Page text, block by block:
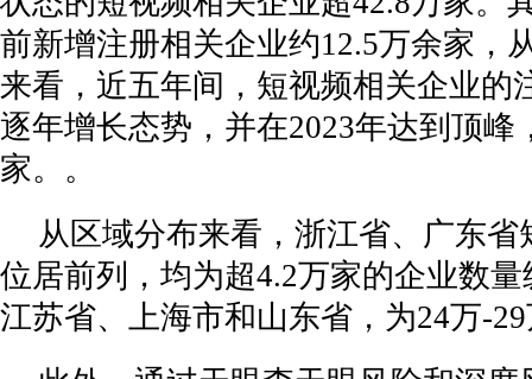
以“丝”代“绒”，在新国标下玩文字游戏的不法
报名费9999元的小米“驾校”来了 我国现存驾培
明年1月1日起——海南将执行新版国家医保药
瑞新康达RESCOND与沃尔沃AED道路使者联盟
肃北：就业创业多措并举，成绩斐然暖民心
中储粮增加玉米收储规模，积极发挥稳市场稳
自主乘用车销量实现大幅上涨北汽集团2024年
前新增注册相关企业约12.5万余家，
来看，近五年间，短视频相关企业的
逐年增长态势，并在2023年达到顶峰
家。。
从区域分布来看，浙江省、广东
位居前列，均为超4.2万家的企业数
江苏省、上海市和山东省，为24万-